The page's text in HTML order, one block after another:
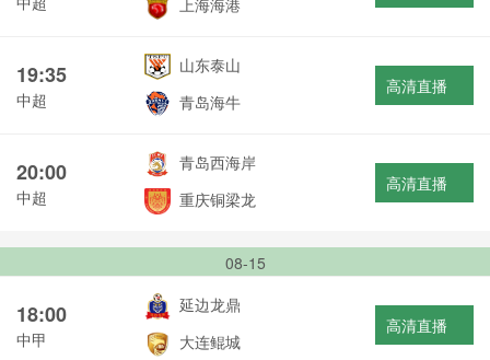
上海海港
19:35
中超
山东泰山
青岛海牛
高清直播
20:00
中超
青岛西海岸
重庆铜梁龙
高清直播
08-15
18:00
中甲
延边龙鼎
大连鲲城
高清直播